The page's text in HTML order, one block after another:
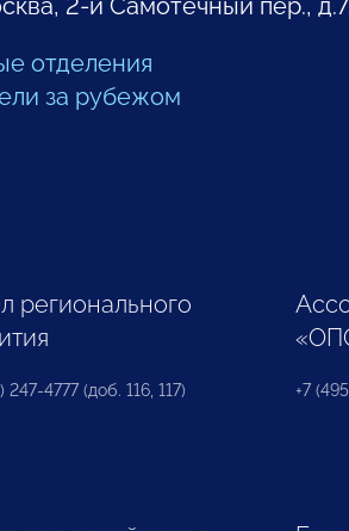
отделения
за рубежом
регионального
247-4777 (доб. 116, 117) +7